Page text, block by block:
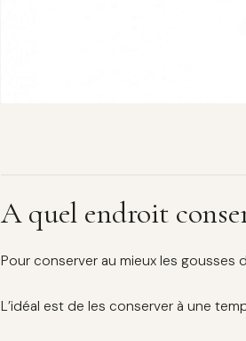
A quel endroit
Pour conserver au mieux les gousses
L’idéal est de les conserver à une